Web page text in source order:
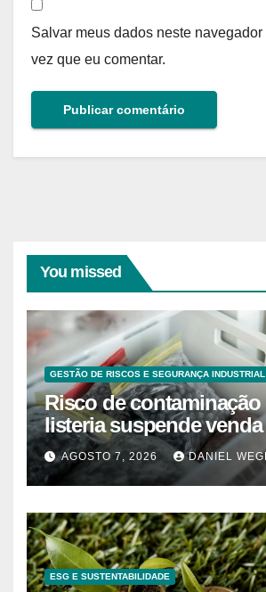
Salvar meus dados neste
vez que eu comentar.
You missed
GESTÃO DE RISCOS E SEGURANÇA INDUSTRIAL
Risco de
listeria suspende venda
mirtilos em fábricas da
do Norte – Mix Vale
AGOSTO 7, 2026 DANIEL
ESG E SUSTENTABILIDADE